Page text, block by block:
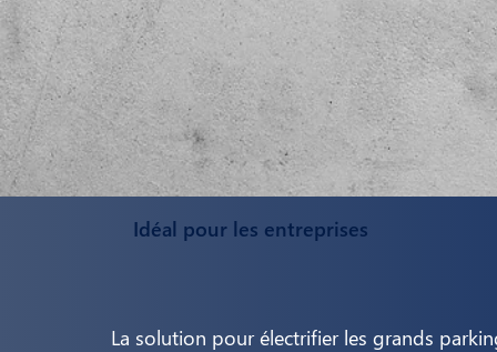
Idéal pour les entreprises
La solution pour électrifier les grands